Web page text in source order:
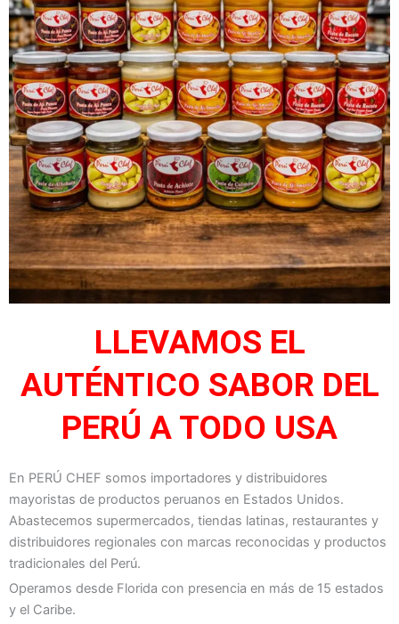
LLEVAMOS EL
AUTÉNTICO SABOR DEL
PERÚ A TODO USA
En PERÚ CHEF somos importadores y distribuidores
mayoristas de productos peruanos en Estados Unidos.
Abastecemos supermercados, tiendas latinas, restaurantes y
distribuidores regionales con marcas reconocidas y productos
tradicionales del Perú.
Operamos desde Florida con presencia en más de 15 estados
y el Caribe.